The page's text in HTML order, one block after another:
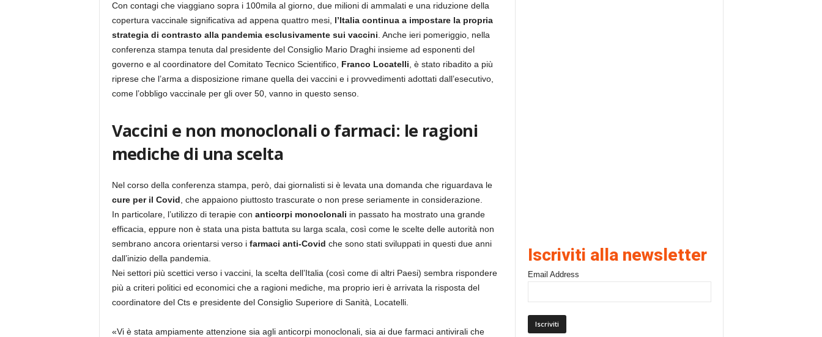
Con contagi che viaggiano sopra i 100mila al giorno, due milioni di ammalati e una riduzione della
copertura vaccinale significativa ad appena quattro mesi, l’Italia continua a impostare la propria
strategia di contrasto alla pandemia esclusivamente sui vaccini . Anche ieri pomeriggio, nella
conferenza stampa tenuta dal presidente del Consiglio Mario Draghi insieme ad esponenti del
governo e al coordinatore del Comitato Tecnico Scientifico, Franco Locatelli , è stato ribadito a più
riprese che l’arma a disposizione rimane quella dei vaccini e i provvedimenti adottati dall’esecutivo,
come l’obbligo vaccinale per gli over 50, vanno in questo senso.
Vaccini e non monoclonali o farmaci: le ragioni
mediche di una scelta
Nel corso della conferenza stampa, però, dai giornalisti si è levata una domanda che riguardava le
cure per il Covid , che appaiono piuttosto trascurate o non prese seriamente in considerazione.
In particolare, l’utilizzo di terapie con anticorpi monoclonali in passato ha mostrato una grande
efficacia, eppure non è stata una pista battuta su larga scala, così come le scelte delle autorità non
sembrano ancora orientarsi verso i farmaci anti-Covid che sono stati sviluppati in questi due anni
dall’inizio della pandemia.
Nei settori più scettici verso i vaccini, la scelta dell’Italia (così come di altri Paesi) sembra rispondere
più a criteri politici ed economici che a ragioni mediche, ma proprio ieri è arrivata la risposta del
coordinatore del Cts e presidente del Consiglio Superiore di Sanità, Locatelli.
«Vi è stata ampiamente attenzione sia agli anticorpi monoclonali, sia ai due farmaci antivirali che
Iscriviti alla newsletter
Email Address